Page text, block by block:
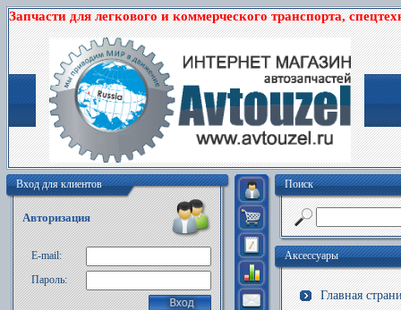
Запчасти для легкового и коммерческого транспорта,
Вход для клиентов
Авторизация
E-mail:
Пароль:
Поиск
Аксессуары
Главная